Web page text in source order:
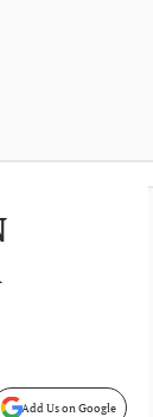
Add Us on Google